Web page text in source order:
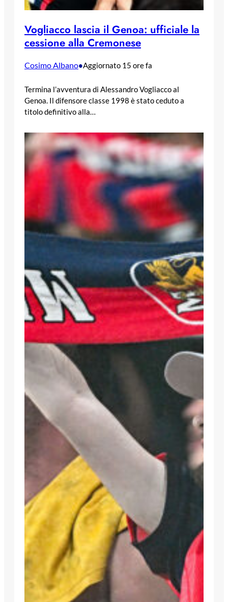
Vogliacco lascia il Genoa: ufficiale la
cessione alla Cremonese
Cosimo Albano•Aggiornato 15 ore fa
Termina l’avventura di Alessandro Vogliacco al
Genoa. Il difensore classe 1998 è stato ceduto a
titolo definitivo alla…